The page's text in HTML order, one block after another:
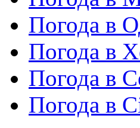
Погода в
Погода в
Погода в
Погода в